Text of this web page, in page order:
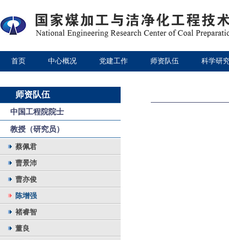
首页 中心概况 党建工作 师资队伍 科学研
师资队伍
中国工程院院士
教授（研究员）
蔡佩君
曹景沛
曹亦俊
陈增强
褚睿智
董良